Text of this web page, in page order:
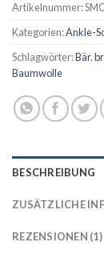
Artikelnummer:
Kategorien:Ankle-
Schlagwörter:Bär,
Baumwolle
BESCHREIBUNG
ZUSÄTZLICHE
REZENSIONEN (1)